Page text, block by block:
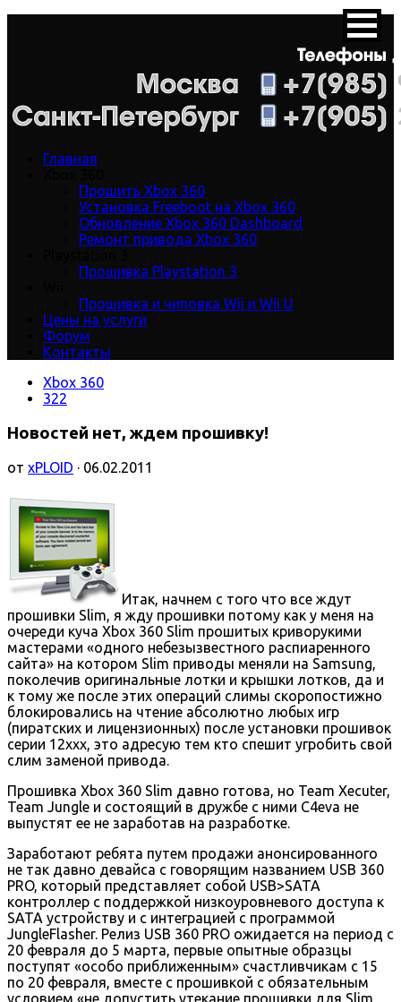
Главная
Прошить Xbox 360
Установка Freeboot на Xbox 360
Обновление Xbox 360 Dashboard
Ремонт привода Xbox 360
Прошивка Playstation 3
Прошивка и чиповка Wii и Wii U
Цены на услуги
Форум
Контакты
Xbox 360
322
Новостей нет, ждем прошивку!
от xPLOID · 06.02.2011
Итак, начнем с того что все ждут
прошивки Slim, я жду прошивки потому как у меня на
очереди куча Xbox 360 Slim прошитых криворукими
мастерами «одного небезызвестного распиаренного
сайта» на котором Slim приводы меняли на Samsung,
поколечив оригинальные лотки и крышки лотков, да и
к тому же после этих операций слимы скоропостижно
блокировались на чтение абсолютно любых игр
(пиратских и лицензионных) после установки прошивок
серии 12ххх, это адресую тем кто спешит угробить свой
слим заменой привода.
Прошивка Xbox 360 Slim давно готова, но Team Xecuter,
Team Jungle и состоящий в дружбе с ними C4eva не
выпустят ее не заработав на разработке.
Заработают ребята путем продажи анонсированного
не так давно девайса с говорящим названием USB 360
PRO, который представляет собой USB>SATA
контроллер с поддержкой низкоуровневого доступа к
SATA устройству и с интеграцией с программой
JungleFlasher. Релиз USB 360 PRO ожидается на период с
20 февраля до 5 марта, первые опытные образцы
поступят «особо приближенным» счастливчикам с 15
по 20 февраля, вместе с прошивкой с обязательным